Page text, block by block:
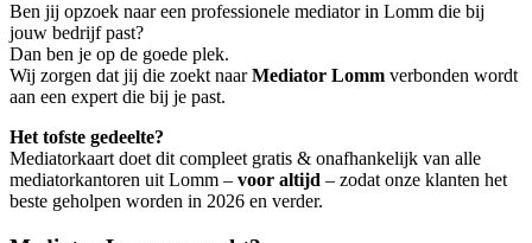
Ben jij opzoek naar een professionele mediator in Lomm die bij
jouw bedrijf past?
Dan ben je op de goede plek.
Wij zorgen dat jij die zoekt naarMediator Lomm verbonden wordt
aan een expert die bij je past.
Het tofste gedeelte?
Mediatorkaart doet dit compleet gratis & onafhankelijk van alle
mediatorkantoren uit Lomm – voor altijd – zodat onze klanten het
beste geholpen worden in 2026 en verder.